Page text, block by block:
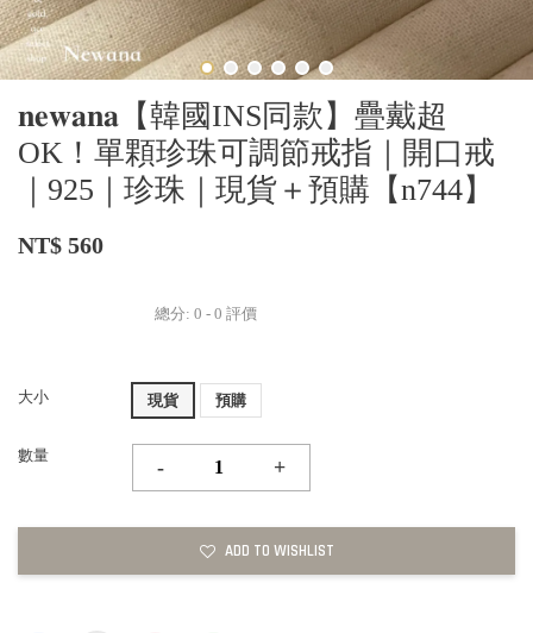
𝐧𝐞𝐰𝐚𝐧𝐚【韓國INS同款】疊戴超
OK！單顆珍珠可調節戒指｜開口戒
｜925｜珍珠｜現貨＋預購【n744】
NT$ 560
總分: 0 - 0 評價
大小 現貨 預購
數量
- +
ADD TO WISHLIST